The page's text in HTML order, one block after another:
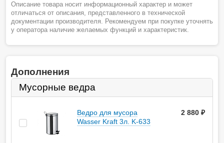
Описание товара носит информационный характер и может
отличаться от описания, представленного в технической
документации производителя. Рекомендуем при покупке уточнять
у оператора наличие желаемых функций и характеристик.
Дополнения
Мусорные ведра
Ведро для мусора
Wasser Kraft 3л. K-633
2 880